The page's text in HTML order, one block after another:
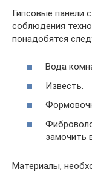
Гипсовые панели
соблюдения
понадобятся
Вода
Известь.
замочить
Материалы,